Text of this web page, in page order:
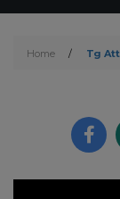
Home / Tg